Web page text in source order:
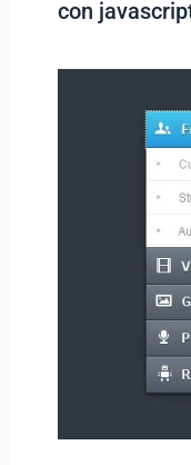
con